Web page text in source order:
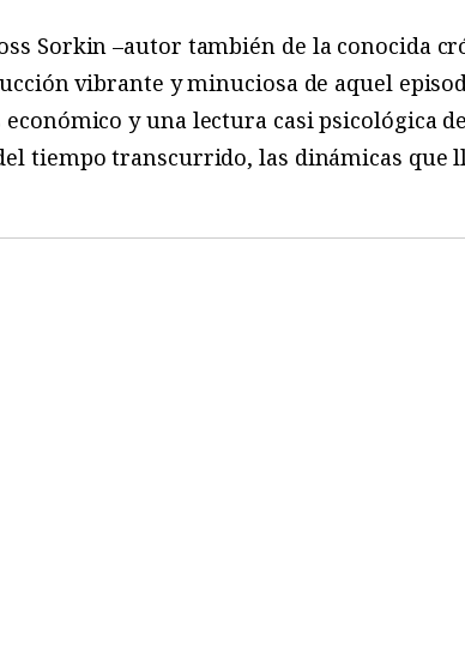
Sorkin –autor también de la conocida
vibrante y minuciosa de aquel
y una lectura casi psicológica
tiempo transcurrido, las dinámicas que